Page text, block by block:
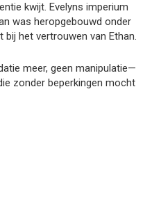
kwijt. Evelyns imperium
was heropgebouwd onder
het vertrouwen van Ethan.
meer, geen manipulatie—
zonder beperkingen mocht